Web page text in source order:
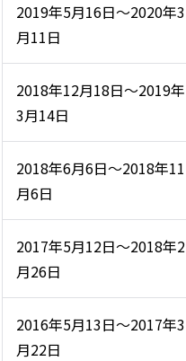
2019年5月16日～2020年3
月11日
2018年12月18日～2019年
3月14日
2018年6月6日～2018年11
月6日
2017年5月12日～2018年2
月26日
2016年5月13日～2017年3
月22日